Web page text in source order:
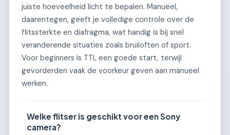
juiste hoeveelheid licht te bepalen. Manueel,
daarentegen, geeft je volledige controle over de
flitssterkte en diafragma, wat handig is bij snel
veranderende situaties zoals bruiloften of sport.
Voor beginners is TTL een goede start, terwijl
gevorderden vaak de voorkeur geven aan manueel
werken.
Welke flitser is geschikt voor een Sony
camera?